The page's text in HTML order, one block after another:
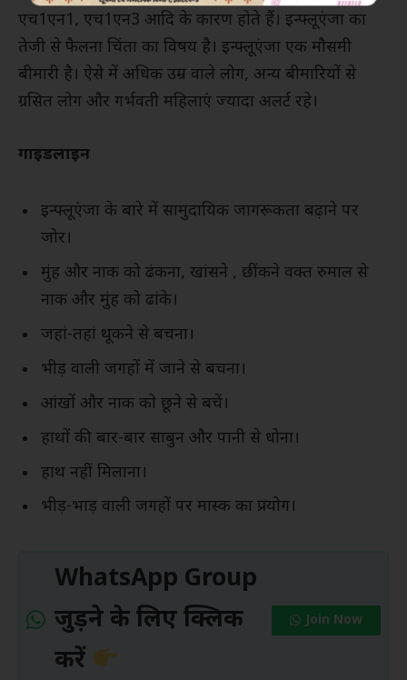
एच1एन1, एच1एन3 आदि के कारण होते हैं। इन्फ्लूएंजा का
तेजी से फैलना चिंता का विषय है। इन्फ्लूएंजा एक मौसमी
बीमारी है। ऐसे में अधिक उम्र वाले लोग, अन्य बीमारियों से
ग्रसित लोग और गर्भवती महिलाएं ज्यादा अलर्ट रहे।
गाइडलाइन
इन्फ्लूएंजा के बारे में सामुदायिक जागरूकता बढ़ाने पर
जोर।
मुंह और नाक को ढंकना, खांसने , छींकने वक्त रुमाल से
नाक और मुंह को ढांके।
जहां-तहां थूकने से बचना।
भीड़ वाली जगहों में जाने से बचना।
आंखों और नाक को छूने से बचें।
हाथों की बार-बार साबुन और पानी से धोना।
हाथ नहीं मिलाना।
भीड़-भाड़ वाली जगहों पर मास्क का प्रयोग।
WhatsApp Group
जुड़ने के लिए क्लिक
करें
Join Now